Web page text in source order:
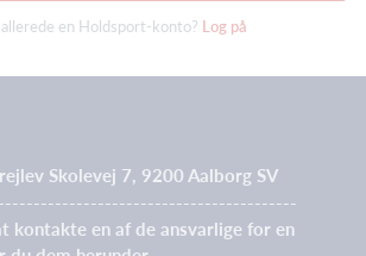
en Holdsport-konto? Log på
Skolevej 7, 9200 Aalborg SV
kontakte en af de ansvarlige for en